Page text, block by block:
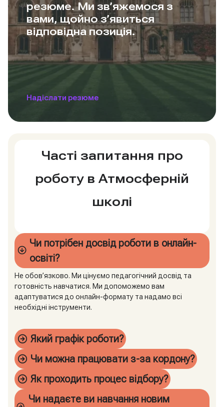
резюме. Ми зв’яжемося з
вами, щойно з’явиться
відповідна позиція.
Надіслати резюме
Часті запитання про
роботу в Атмосферній
школі
Чи потрібен досвід роботи в онлайн-
освіті?
Не обов’язково. Ми цінуємо педагогічний досвід та
готовність навчатися. Ми допоможемо вам
адаптуватися до онлайн-формату та надамо всі
необхідні інструменти.
Який графік роботи?
Чи можна працювати з-за кордону?
Як проходить процес відбору?
Чи надаєте ви навчання новим